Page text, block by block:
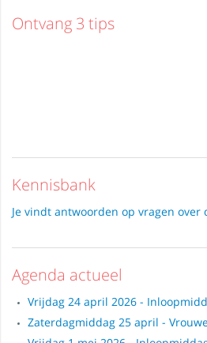
Ontvang 3 tips
Kennisbank
Je vindt antwoorden op vragen
Agenda actueel
Vrijdag 24 april 2026 -
Zaterdagmiddag 25 april -